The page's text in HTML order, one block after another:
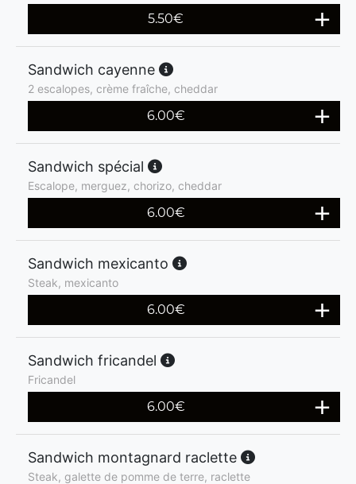
5.50€
Sandwich cayenne
2 escalopes, crème fraîche, cheddar
6.00€
Sandwich spécial
Escalope, merguez, chorizo, cheddar
6.00€
Sandwich mexicanto
Steak, mexicanto
6.00€
Sandwich fricandel
Fricandel
6.00€
Sandwich montagnard raclette
Steak, galette de pomme de terre, raclette